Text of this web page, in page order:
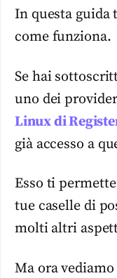
In questa guida
come funziona.
Se hai
uno dei
Linux di
già accesso a
Esso ti
tue caselle di
molti altri
Ma ora